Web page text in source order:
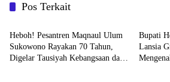
Pos Terkait
Berita
Heboh! Pesantren Maqnaul Ulum
Sukowono Rayakan 70 Tahun,
Digelar Tausiyah Kebangsaan dari
Bupati
Lansia
Berita Berita